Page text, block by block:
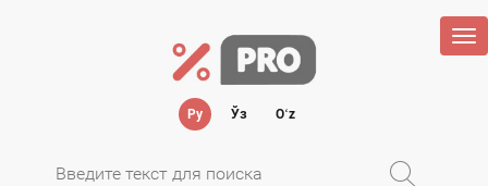
Ру Ўз Oʻz